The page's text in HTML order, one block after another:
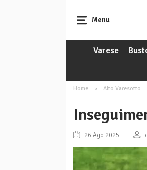
Menu
Varese
Home Alto Varesotto
26 Ago 2025